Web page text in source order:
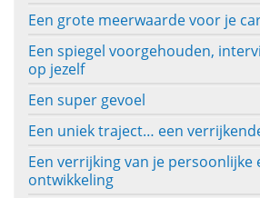
Een grote meerwaarde voor je
Een spiegel voorgehouden,
op jezelf
Een super gevoel
Een uniek traject… een
Een verrijking van je persoonlijke
ontwikkeling